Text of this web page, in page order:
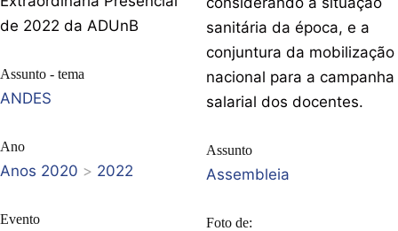
de 2022 da ADUnB
Assunto - tema
ANDES
Ano
Anos 2020 > 2022
Evento
sanitária da época, e a
conjuntura da mobilização
nacional para a campanha
salarial dos docentes.
Assunto
Assembleia
Foto de: